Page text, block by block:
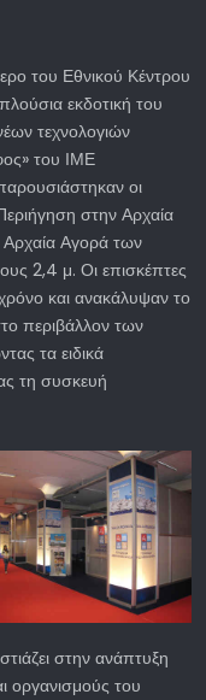
του Εθνικού Κέντρου
εκδοτική του
τεχνολογιών
του ΙΜΕ
οι
στην Αρχαία
Αρχαία Αγορά των
2,4 μ. Οι επισκέπτες
και ανακάλυψαν το
περιβάλλον των
τα ειδικά
τη συσκευή
στην ανάπτυξη
οργανισμούς του